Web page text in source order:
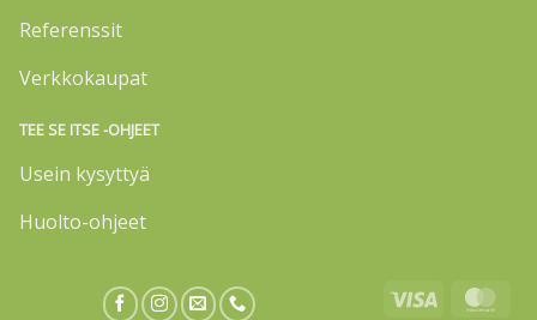
Referenssit
Verkkokaupat
TEE SE ITSE -OHJEET
Usein kysyttyä
Huolto-ohjeet
Visa